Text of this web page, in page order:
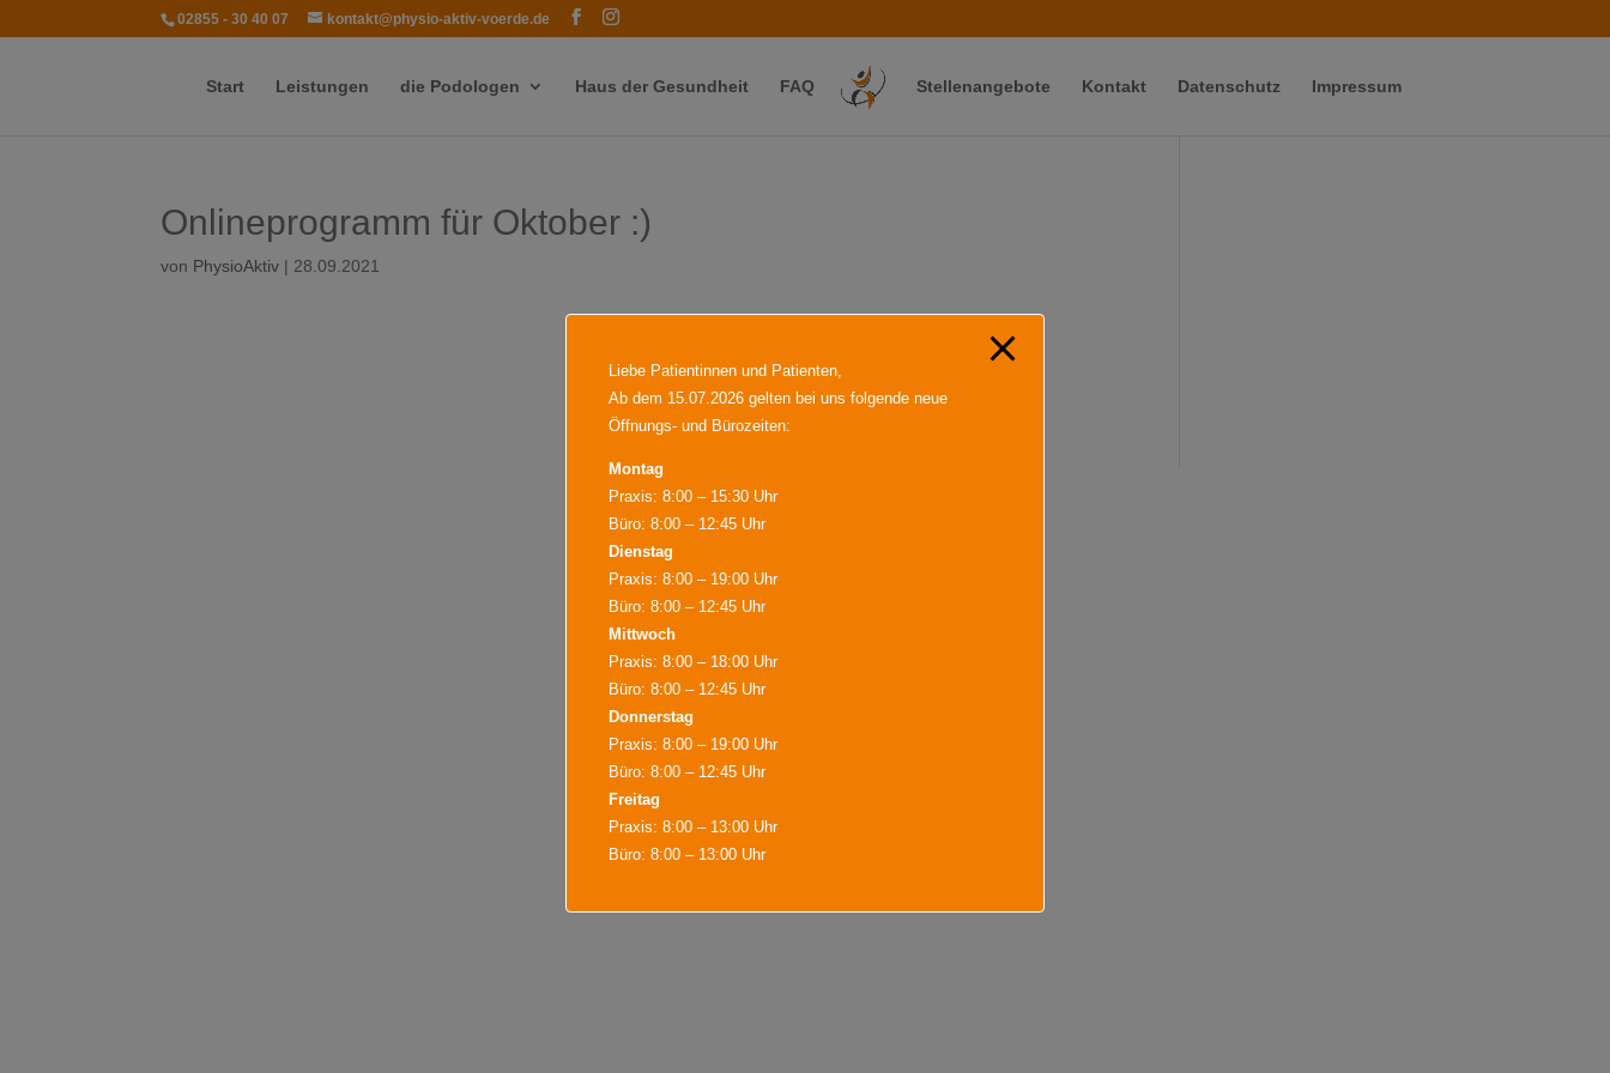
02855 - 30 40 07 kontakt@physio-aktiv-voerde.de
Start Leistungen die Podologen Haus der Gesundheit FAQ Stellenangebote Kontakt Datenschutz Impressum
Onlineprogramm für Oktober :)
von PhysioAktiv | 28.09.2021
Liebe Patientinnen und Patienten,
Ab dem 15.07.2026 gelten bei uns folgende neue
Öffnungs- und Bürozeiten:
Montag
Praxis: 8:00 – 15:30 Uhr
Büro: 8:00 – 12:45 Uhr
Dienstag
Praxis: 8:00 – 19:00 Uhr
Büro: 8:00 – 12:45 Uhr
Mittwoch
Praxis: 8:00 – 18:00 Uhr
Büro: 8:00 – 12:45 Uhr
Donnerstag
Praxis: 8:00 – 19:00 Uhr
Büro: 8:00 – 12:45 Uhr
Freitag
Praxis: 8:00 – 13:00 Uhr
Büro: 8:00 – 13:00 Uhr